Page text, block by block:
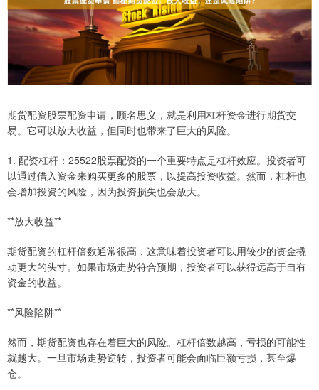
期货配资股票配资申请，顾名思义，就是利用杠杆资金进行期货交
易。它可以放大收益，但同时也带来了巨大的风险。
1. 配资杠杆：25522股票配资的一个重要特点是杠杆效应。投资者可
以通过借入资金来购买更多的股票，以提高投资收益。然而，杠杆也
会增加投资的风险，因为投资损失也会放大。
**放大收益**
期货配资的杠杆倍数通常很高，这意味着投资者可以用较少的资金撬
动更大的头寸。如果市场走势符合预期，投资者可以获得远高于自有
资金的收益。
**风险陷阱**
然而，期货配资也存在着巨大的风险。杠杆倍数越高，亏损的可能性
就越大。一旦市场走势逆转，投资者可能会面临巨额亏损，甚至爆
仓。